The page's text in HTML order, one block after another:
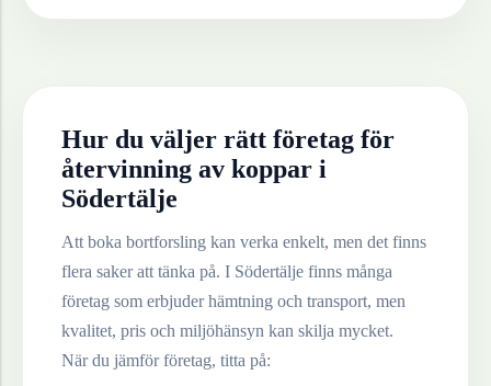
Hur du väljer rätt företag för
återvinning av koppar i
Södertälje
Att boka bortforsling kan verka enkelt, men det finns
flera saker att tänka på. I Södertälje finns många
företag som erbjuder hämtning och transport, men
kvalitet, pris och miljöhänsyn kan skilja mycket.
När du jämför företag, titta på: